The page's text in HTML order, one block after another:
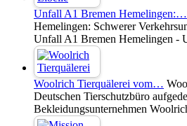
Unfall A1 Bremen Hemelingen:…
Hemelingen: Schwerer
Unfall A1 Bremen Hemelingen -
Woolrich Tierquälerei vom…
Deutschen Tierschutzbüro
Bekleidungsunternehmen